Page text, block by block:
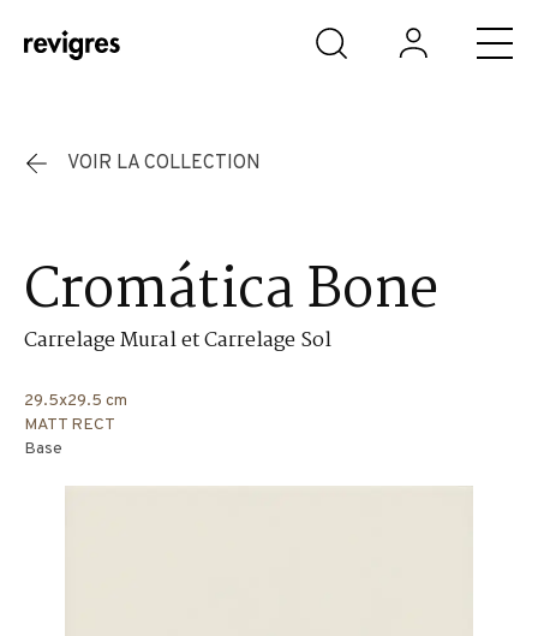
Aller au contenu principal
VOIR LA COLLECTION
Cromática Bone
Carrelage Mural et Carrelage Sol
29.5x29.5 cm
MATT RECT
Base